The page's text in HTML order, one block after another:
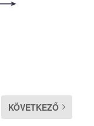
KÖVETKEZŐ